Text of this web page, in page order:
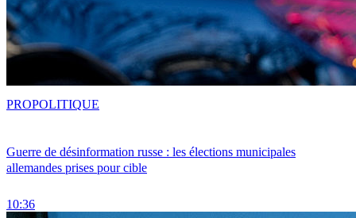
Guerre de désinformation russe : les élections municipales
allemandes prises pour cible
10:36
PROPOLITIQUE